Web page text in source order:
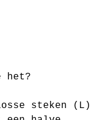
het?
steken (L)